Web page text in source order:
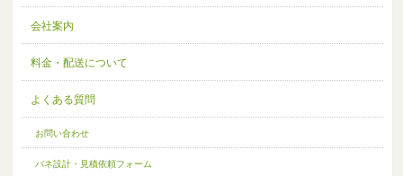
会社案内
料金・配送について
よくある質問
お問い合わせ
バネ設計・見積依頼フォーム